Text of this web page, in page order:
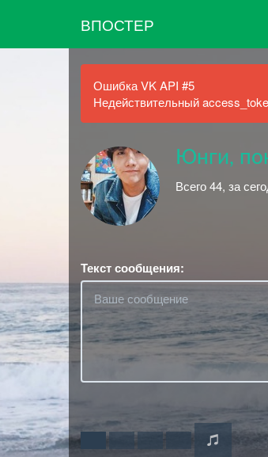
ВПОСТЕР
Ошибка VK API #5
Недействительный
Юнги,
Всего 44, за
Текст сообщения: